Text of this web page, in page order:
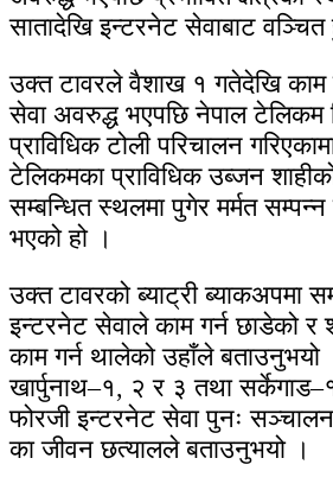
सातादेखि इन्टरनेट सेवाबाट
उक्त टावरले वैशाख १ गतेदेखि काम
सेवा अवरुद्ध भएपछि नेपाल टेलिकम
प्राविधिक टोली परिचालन
टेलिकमका प्राविधिक उब्जन
सम्बन्धित स्थलमा पुगेर मर्मत
भएको हो ।
उक्त टावरको ब्याट्री ब्याकअपमा
इन्टरनेट सेवाले काम गर्न छाडेको र
काम गर्न थालेको उहाँले बताउनुभयो
खार्पुनाथ–१, २ र ३ तथा
फोरजी इन्टरनेट सेवा पुनः
का जीवन छत्यालले बताउनुभयो ।